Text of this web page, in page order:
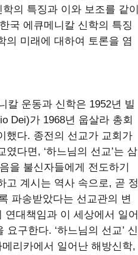
의 특징과 이와 보조를 같이
국 에큐메니칼 신학의 특징
의 미래에 대하여 토론을 염
칼 운동과 신학은 1952년 빌
Dei)가 1968년 웁살라 총회
했다. 종전의 선교가 교회가
다면, ‘하느님의 선교’는 삼
을 불신자들에게 전도하기
고 계시는 역사 속으로, 곧 정
파송받았다는 선교관의 변
대책임과 이 세상에서 일어
요구한다. ‘하느님의 선교’ 신
리카에서 일어난 해방신학,